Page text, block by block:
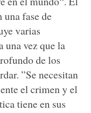
fase de
varias
vez que la
de los
”Se necesitan
el crimen y el
tiene en sus